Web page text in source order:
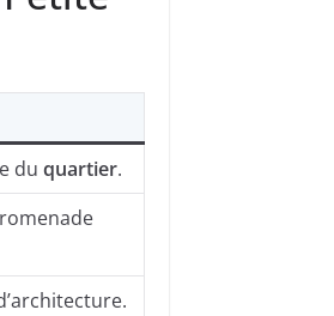
du quartier.